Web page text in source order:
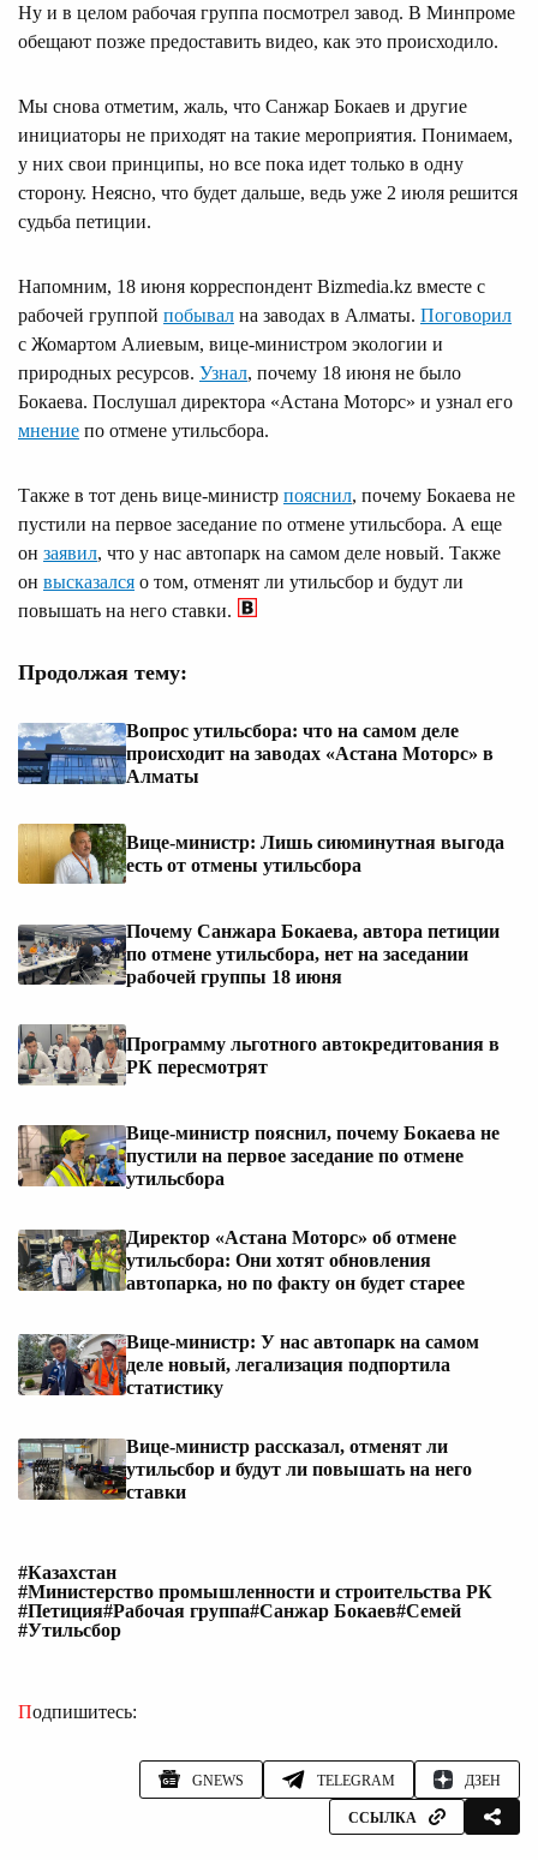
Ну и в целом рабочая группа посмотрел завод. В Минпроме
обещают позже предоставить видео, как это происходило.
Мы снова отметим, жаль, что Санжар Бокаев и другие
инициаторы не приходят на такие мероприятия. Понимаем,
у них свои принципы, но все пока идет только в одну
сторону. Неясно, что будет дальше, ведь уже 2 июля решится
судьба петиции.
Напомним, 18 июня корреспондент Bizmedia.kz вместе с
рабочей группой побывал на заводах в Алматы. Поговорил
с Жомартом Алиевым, вице-министром экологии и
природных ресурсов. Узнал, почему 18 июня не было
Бокаева. Послушал директора «Астана Моторс» и узнал его
мнение по отмене утильсбора.
Также в тот день вице-министр пояснил, почему Бокаева не
пустили на первое заседание по отмене утильсбора. А еще
он заявил, что у нас автопарк на самом деле новый. Также
он высказался о том, отменят ли утильсбор и будут ли
повышать на него ставки.
Продолжая тему:
Вопрос утильсбора: что на самом деле
происходит на заводах «Астана Моторс» в
Алматы
Вице-министр: Лишь сиюминутная выгода
есть от отмены утильсбора
Почему Санжара Бокаева, автора петиции
по отмене утильсбора, нет на заседании
рабочей группы 18 июня
Программу льготного автокредитования в
РК пересмотрят
Вице-министр пояснил, почему Бокаева не
пустили на первое заседание по отмене
утильсбора
Директор «Астана Моторс» об отмене
утильсбора: Они хотят обновления
автопарка, но по факту он будет старее
Вице-министр: У нас автопарк на самом
деле новый, легализация подпортила
статистику
Вице-министр рассказал, отменят ли
утильсбор и будут ли повышать на него
ставки
#Казахстан
#Министерство промышленности и строительства РК
#Петиция#Рабочая группа#Санжар Бокаев#Семей
#Утильсбор
Подпишитесь:
GNEWS TELEGRAM ДЗЕН
ССЫЛКА